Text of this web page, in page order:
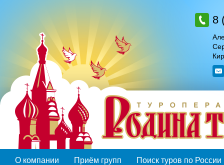
8
О компании Приём групп Поиск туров по России